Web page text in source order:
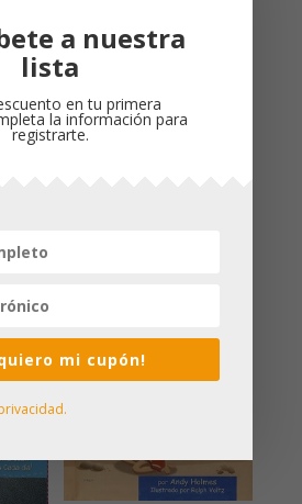
a nuestra
lista
en tu primera
la información para
registrarte.
quiero mi cupón!